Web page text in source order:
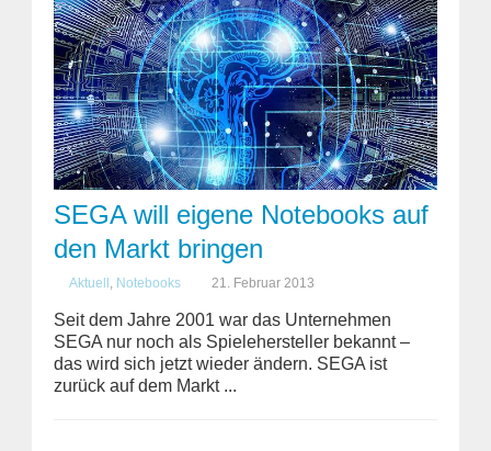
SEGA will eigene Notebooks auf
den Markt bringen
Aktuell , Notebooks 21. Februar 2013
Seit dem Jahre 2001 war das Unternehmen
SEGA nur noch als Spielehersteller bekannt –
das wird sich jetzt wieder ändern. SEGA ist
zurück auf dem Markt ...